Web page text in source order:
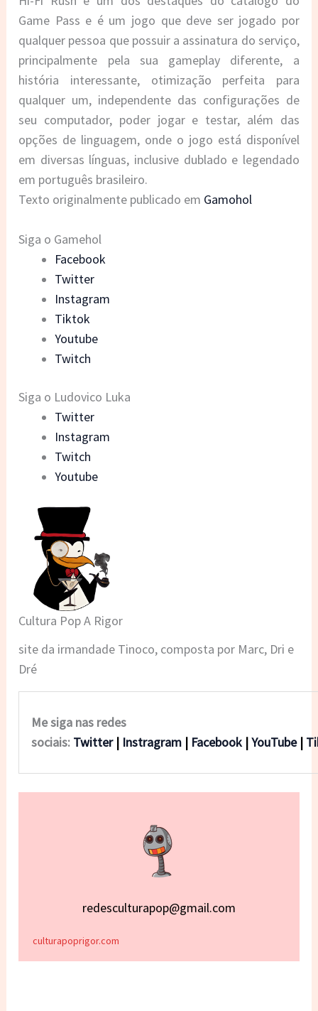
Game Pass e é um jogo que deve ser jogado por
qualquer pessoa que possuir a assinatura do serviço,
principalmente pela sua gameplay diferente, a
história interessante, otimização perfeita para
qualquer um, independente das configurações de
seu computador, poder jogar e testar, além das
opções de linguagem, onde o jogo está disponível
em diversas línguas, inclusive dublado e legendado
em português brasileiro.
Texto originalmente publicado em Gamohol
Siga o Gamehol
Facebook
Twitter
Instagram
Tiktok
Youtube
Twitch
Siga o Ludovico Luka
Twitter
Instagram
Twitch
Youtube
Cultura Pop A Rigor
site da irmandade Tinoco, composta por Marc, Dri e
Dré
Me siga nas redes
sociais: Twitter | Instragram | Facebook |YouTube|
redesculturapop@gmail.com
culturapoprigor.com